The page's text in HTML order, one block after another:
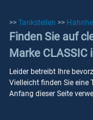
>> Tankstellen >>
Finden Sie auf
Marke CLASSIC
Leider betreibt Ihre
Vielleicht finden Sie eine
Anfang dieser Seite